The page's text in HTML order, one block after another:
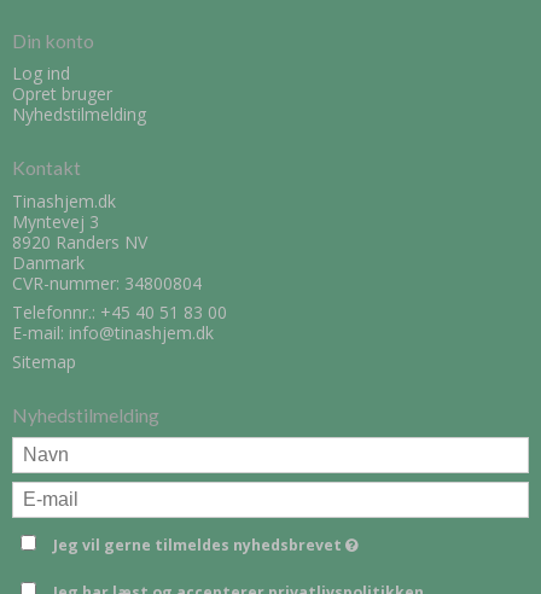
Din konto
Log ind
Opret bruger
Nyhedstilmelding
Kontakt
Tinashjem.dk
Myntevej 3
8920 Randers NV
Danmark
CVR-nummer: 34800804
Telefonnr.: +45 40 51 83 00
E-mail: info@tinashjem.dk
Sitemap
Nyhedstilmelding
Jeg vil gerne tilmeldes nyhedsbrevet